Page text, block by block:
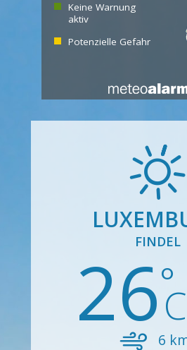
Keine Warnung
aktiv
Potenzielle Gefahr
FINDEL
266